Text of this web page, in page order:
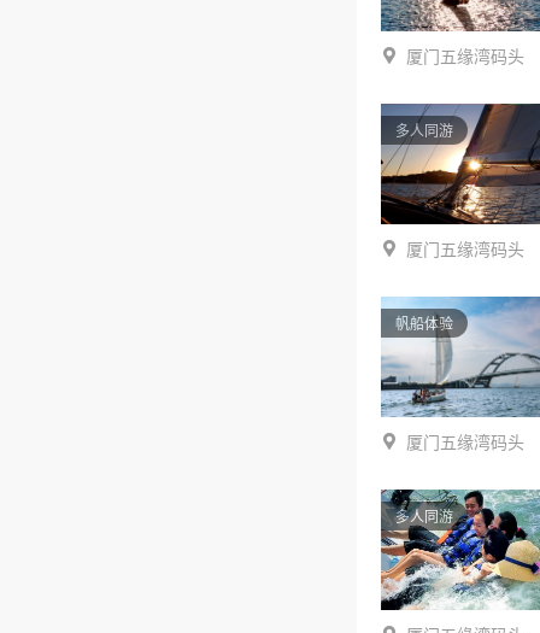
厦门五缘湾码头
多人同游
厦门五缘湾码头
帆船体验
厦门五缘湾码头
多人同游